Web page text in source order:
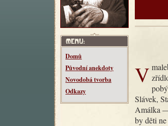
Domů
Původní anekdoty
Novodobá tvorba
Odkazy
V malebné středočeské vesnici Makotřasy žil kdysi dědeček, pravé
Slávek,
Amálka
by děti